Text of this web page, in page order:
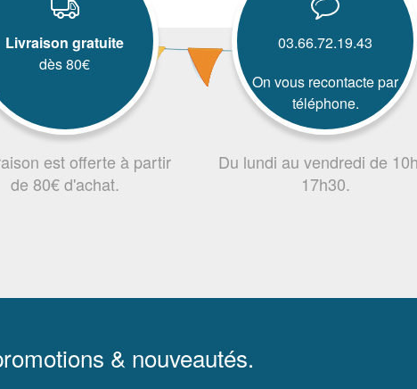
Livraison gratuite
dès 80€
est offerte à partir
de 80€ d'achat.
03.66.72.19.43
On vous recontacte par
téléphone.
Du lundi au vendredi de
17h30.
& nouveautés.